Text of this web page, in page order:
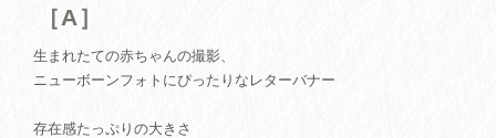
［A］
生まれたての赤ちゃんの撮影、
ニューボーンフォトにぴったりなレターバナー
存在感たっぷりの大きさ